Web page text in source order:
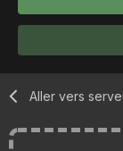
Aller vers